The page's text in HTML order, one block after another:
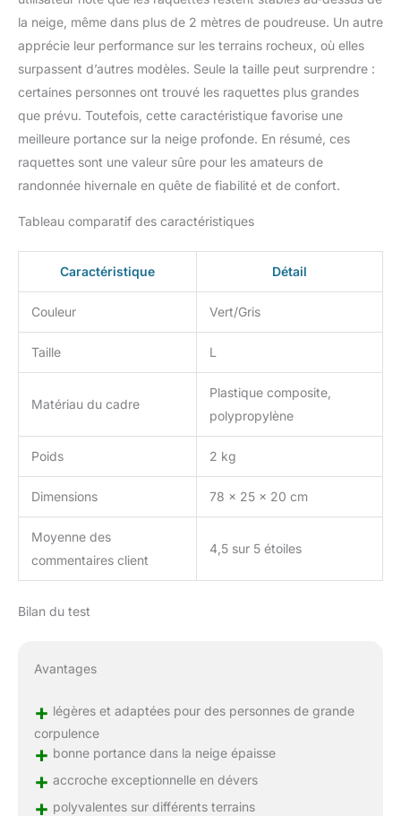
la neige, même dans plus de 2 mètres de poudreuse. Un autre
apprécie leur performance sur les terrains rocheux, où elles
surpassent d’autres modèles. Seule la taille peut surprendre :
certaines personnes ont trouvé les raquettes plus grandes
que prévu. Toutefois, cette caractéristique favorise une
meilleure portance sur la neige profonde. En résumé, ces
raquettes sont une valeur sûre pour les amateurs de
randonnée hivernale en quête de fiabilité et de confort.
Tableau comparatif des caractéristiques
Caractéristique Détail
Couleur Vert/Gris
Taille L
Matériau du cadre
Plastique composite,
polypropylène
Poids 2 kg
Dimensions 78 x 25 x 20 cm
Moyenne des
commentaires client
4,5 sur 5 étoiles
Bilan du test
Avantages
+ légères et adaptées pour des personnes de grande
corpulence
+ bonne portance dans la neige épaisse
+ accroche exceptionnelle en dévers
+ polyvalentes sur différents terrains